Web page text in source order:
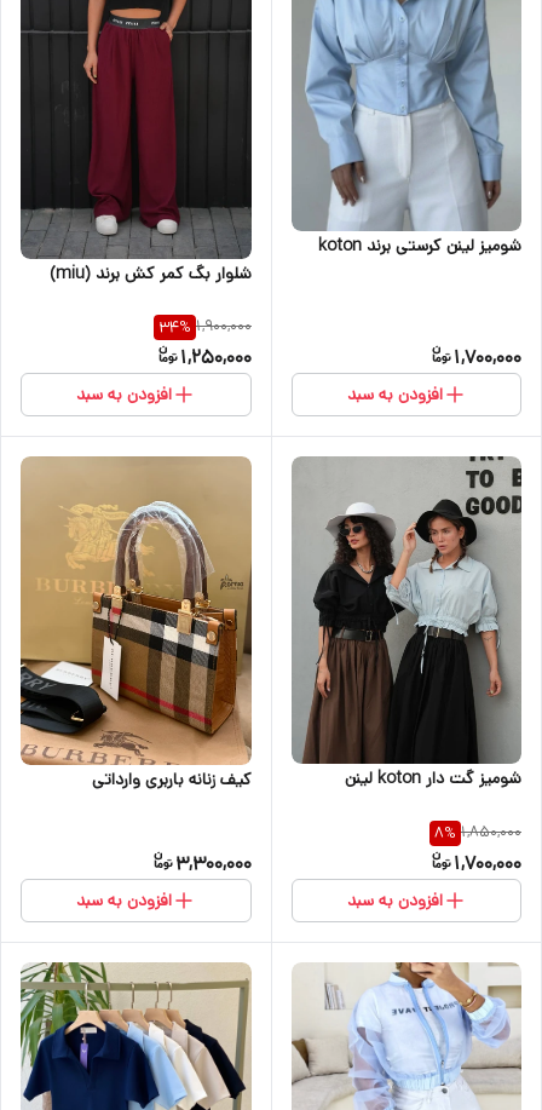
شومیز لینن کرستی برند koton
1,700,000
افزودن به سبد
شلوار بگ کمر کش برند (miu)
1,900,000
34%
1,250,000
افزودن به سبد
شومیز گت دار koton لینن
1,850,000
8%
1,700,000
افزودن به سبد
کیف زنانه باربری وارداتی
3,300,000
افزودن به سبد